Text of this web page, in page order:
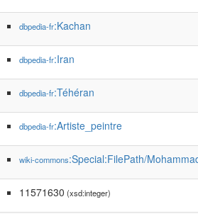
dbpedia-fr:Kachan
dbpedia-fr:Iran
dbpedia-fr:Téhéran
dbpedia-fr:Artiste_peintre
wiki-commons:Special:FilePath/
11571630 (xsd:integer)